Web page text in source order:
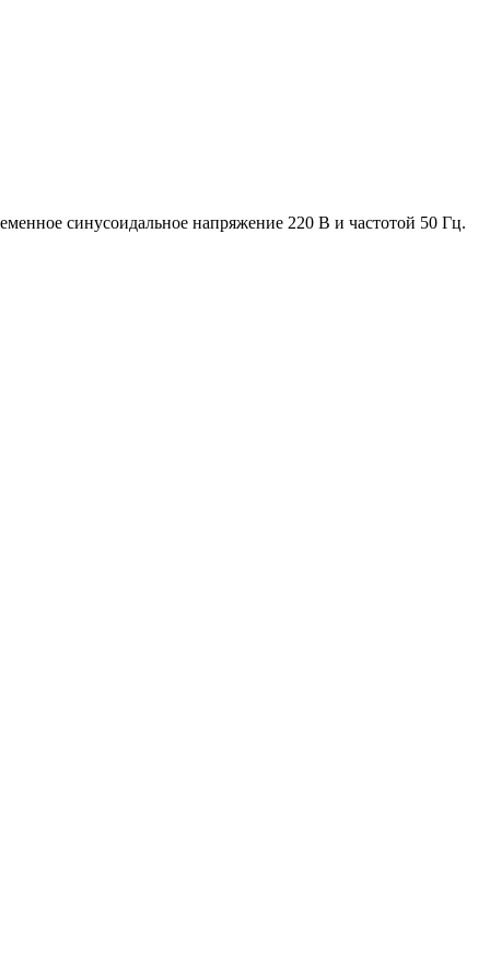
синусоидальное напряжение 220 В и частотой 50 Гц.